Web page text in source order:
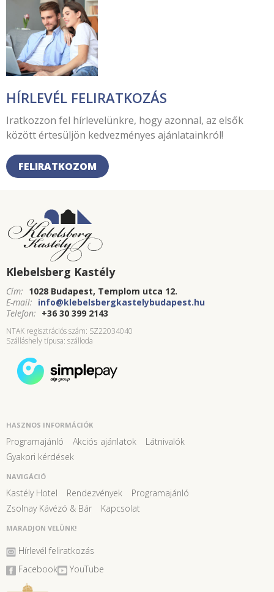
HÍRLEVÉL FELIRATKOZÁS
Iratkozzon fel hírlevelünkre, hogy azonnal, az elsők
között értesüljön kedvezményes ajánlatainkról!
FELIRATKOZOM
Klebelsberg Kastély
Cím: 1028 Budapest, Templom utca 12.
E-mail: info@klebelsbergkastelybudapest.hu
Telefon: +36 30 399 2143
NTAK regisztrációs szám: SZ22034040
Szálláshely típusa: szálloda
HASZNOS INFORMÁCIÓK
Programajánló Akciós ajánlatok
Látnivalók
Gyakori kérdések
NAVIGÁCIÓ
Kastély Hotel Rendezvények
Programajánló
Zsolnay Kávézó & Bár
Kapcsolat
MARADJON VELÜNK!
Hírlevél feliratkozás
Facebook
YouTube